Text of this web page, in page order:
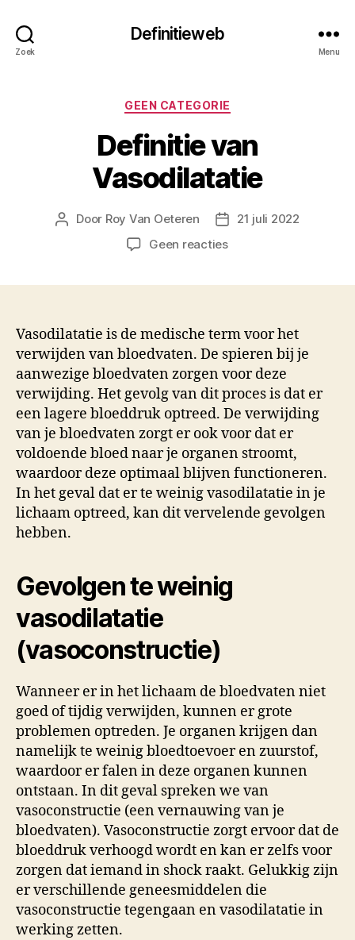
Zoek
Definitieweb
Menu
Categorieën
GEEN CATEGORIE
Definitie van
Vasodilatatie
Berichtauteur
Door Roy Van Oeteren Berichtdatum
21 juli 2022
Geen reactiesop
Vasodilatatie is de medische term voor het
verwijden van bloedvaten. De spieren bij je
aanwezige bloedvaten zorgen voor deze
verwijding. Het gevolg van dit proces is dat er
een lagere bloeddruk optreed. De verwijding
van je bloedvaten zorgt er ook voor dat er
voldoende bloed naar je organen stroomt,
waardoor deze optimaal blijven functioneren.
In het geval dat er te weinig vasodilatatie in je
lichaam optreed, kan dit vervelende gevolgen
hebben.
Gevolgen te weinig
vasodilatatie
(vasoconstructie)
Wanneer er in het lichaam de bloedvaten niet
goed of tijdig verwijden, kunnen er grote
problemen optreden. Je organen krijgen dan
namelijk te weinig bloedtoevoer en zuurstof,
waardoor er falen in deze organen kunnen
ontstaan. In dit geval spreken we van
vasoconstructie (een vernauwing van je
bloedvaten). Vasoconstructie zorgt ervoor dat de
bloeddruk verhoogd wordt en kan er zelfs voor
zorgen dat iemand in shock raakt. Gelukkig zijn
er verschillende geneesmiddelen die
vasoconstructie tegengaan en vasodilatatie in
werking zetten.